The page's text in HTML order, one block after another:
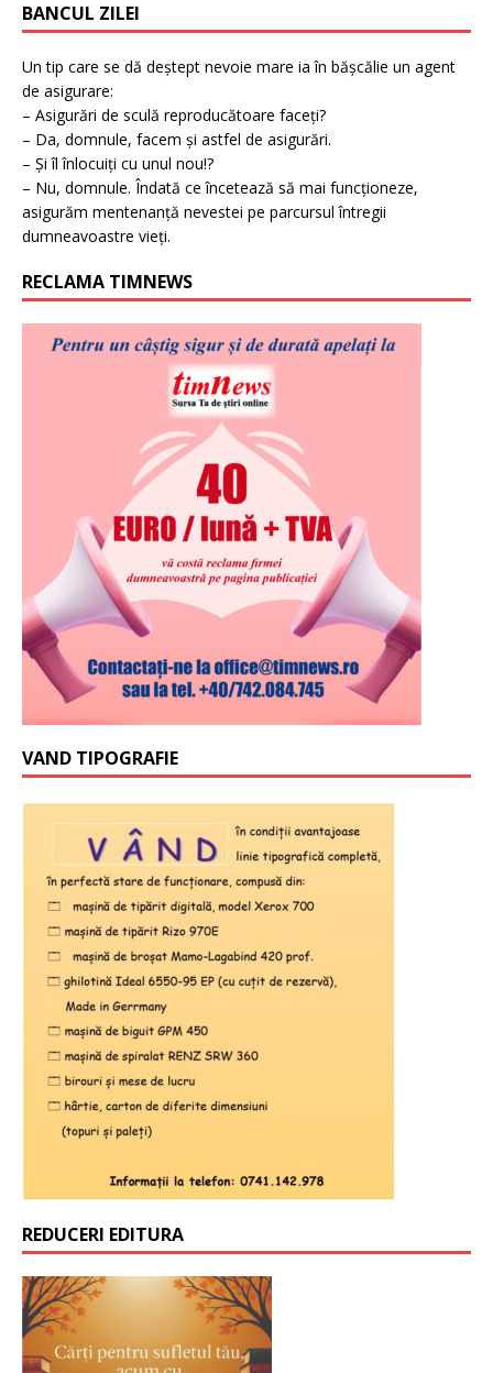
BANCUL ZILEI
Un tip care se dă deștept nevoie mare ia în bășcălie un agent
de asigurare:
– Asigurări de sculă reproducătoare faceți?
– Da, domnule, facem și astfel de asigurări.
– Și îl înlocuiți cu unul nou!?
– Nu, domnule. Îndată ce încetează să mai funcționeze,
asigurăm mentenanță nevestei pe parcursul întregii
dumneavoastre vieți.
RECLAMA TIMNEWS
VAND TIPOGRAFIE
REDUCERI EDITURA